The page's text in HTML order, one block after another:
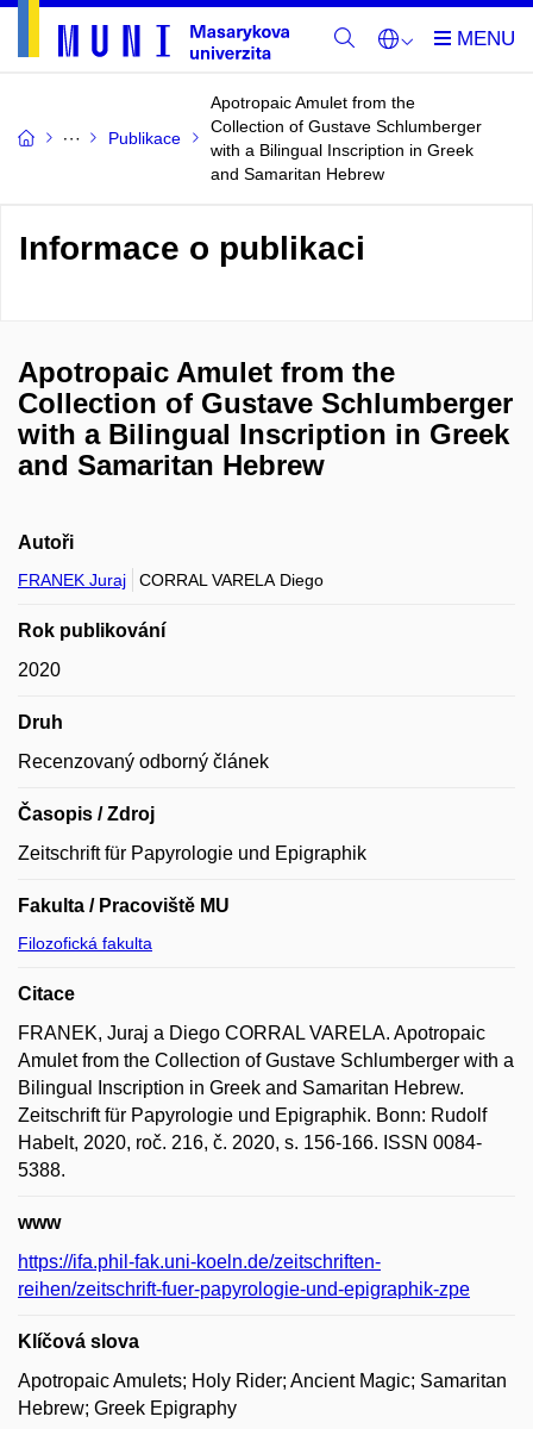
Publikace
Apotropaic Amulet from the
Collection of Gustave Schlumberger
with a Bilingual Inscription in Greek
and Samaritan Hebrew
Informace o publikaci
Apotropaic Amulet from the
Collection of Gustave Schlumberger
with a Bilingual Inscription in Greek
and Samaritan Hebrew
Autoři
FRANEK Juraj CORRAL VARELA Diego
Rok publikování
2020
Druh
Recenzovaný odborný článek
Časopis / Zdroj
Zeitschrift für Papyrologie und Epigraphik
Fakulta / Pracoviště MU
Filozofická fakulta
Citace
FRANEK, Juraj a Diego CORRAL VARELA. Apotropaic
Amulet from the Collection of Gustave Schlumberger with a
Bilingual Inscription in Greek and Samaritan Hebrew.
Zeitschrift für Papyrologie und Epigraphik. Bonn: Rudolf
Habelt, 2020, roč. 216, č. 2020, s. 156-166. ISSN 0084-
5388.
www
https://ifa.phil-fak.uni-koeln.de/zeitschriften-
reihen/zeitschrift-fuer-papyrologie-und-epigraphik-zpe
Klíčová slova
Apotropaic Amulets; Holy Rider; Ancient Magic; Samaritan
Hebrew; Greek Epigraphy